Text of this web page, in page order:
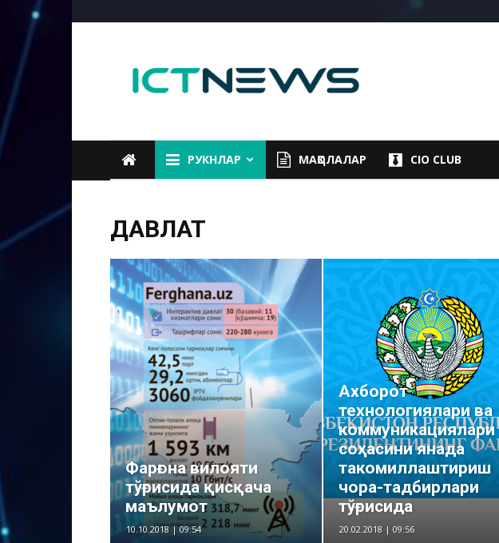
РУКНЛАР МАҚОЛАЛАР CIO CLUB
ДАВЛАТ
Фарғона вилояти
тўғрисида қисқача
маълумот
10.10.2018 | 09:54
Ахборот
технологиялари ва
коммуникациялари
соҳасини янада
такомиллаштириш
чора-тадбирлари
тўғрисида
20.02.2018 | 09:56